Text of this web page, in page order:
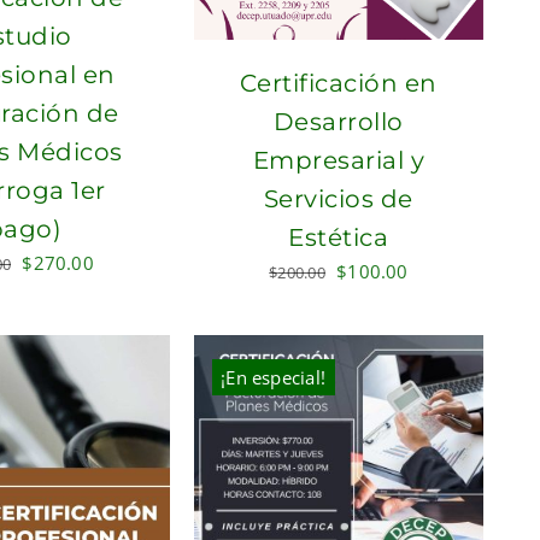
en
de
Médicos
1er
Original
$300.00.
$270.00Current
Certificación en
Desarrollo
Empresarial y
Servicios de
Estética
$200.00 Original
was:
$200.00.
$100.00
is:
$100.00.
¡En especial!